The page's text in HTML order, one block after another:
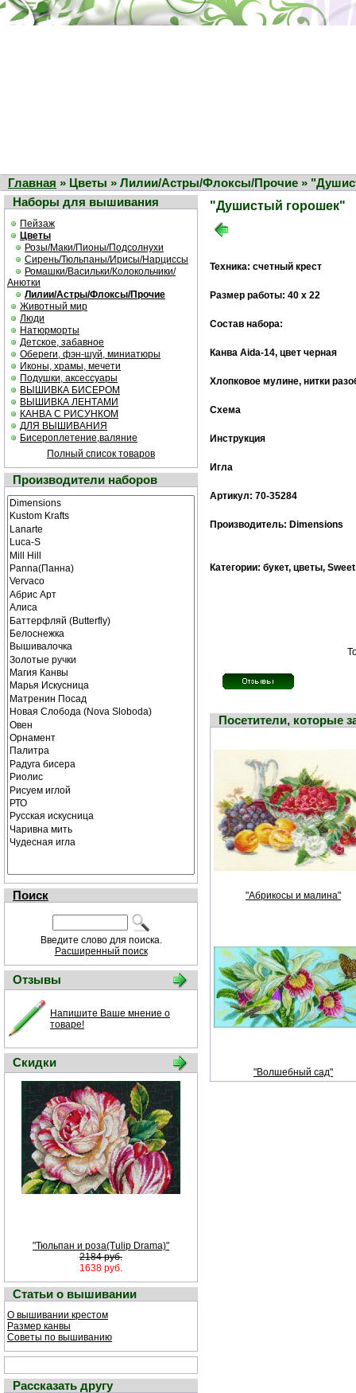
Главная » Цветы » Лилии/Астры/Флоксы/Прочие »
Наборы для вышивания
Пейзаж
Цветы
Розы/Маки/Пионы/Подсолнухи
Сирень/Тюльпаны/Ирисы/Нарциссы
Ромашки/Васильки/Колокольчики/
Анютки
Лилии/Астры/Флоксы/Прочие
Животный мир
Люди
Натюрморты
Детское, забавное
Обереги, фэн-шуй, миниатюры
Иконы, храмы, мечети
Подушки, аксессуары
ВЫШИВКА БИСЕРОМ
ВЫШИВКА ЛЕНТАМИ
КАНВА С РИСУНКОМ
ДЛЯ ВЫШИВАНИЯ
Бисероплетение,валяние
Полный список товаров
Производители наборов
Поиск
Введите слово для поиска.
Расширенный поиск
Отзывы
Напишите Ваше мнение о
товаре!
Скидки
"Тюльпан и роза(Tulip Drama)"
2184 руб.
1638 руб.
Статьи о вышивании
О вышивании крестом
Размер канвы
Советы по вышиванию
Рассказать другу
"Душистый горошек"
Техника: счетный крест
Размер работы: 40 х 22
Состав набора:
Канва Aida-14, цвет черная
Хлопковое мулине, нитки
Схема
Инструкция
Игла
Артикул: 70-35284
Производитель: Dimensions
Категории: букет, цветы,
Посетители, которые
"Абрикосы и малина"
"Волшебный сад"